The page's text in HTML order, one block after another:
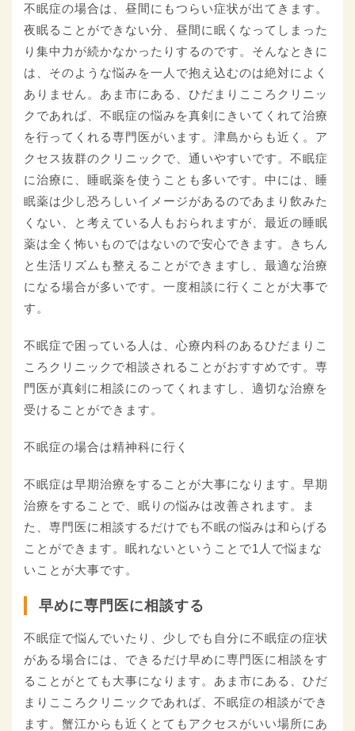
不眠症の場合は、昼間にもつらい症状が出てきます。
夜眠ることができない分、昼間に眠くなってしまった
り集中力が続かなかったりするのです。そんなときに
は、そのような悩みを一人で抱え込むのは絶対によく
ありません。あま市にある、ひだまりこころクリニッ
クであれば、不眠症の悩みを真剣にきいてくれて治療
を行ってくれる専門医がいます。津島からも近く。ア
クセス抜群のクリニックで、通いやすいです。不眠症
に治療に、睡眠薬を使うことも多いです。中には、睡
眠薬は少し恐ろしいイメージがあるのであまり飲みた
くない、と考えている人もおられますが、最近の睡眠
薬は全く怖いものではないので安心できます。きちん
と生活リズムも整えることができますし、最適な治療
になる場合が多いです。一度相談に行くことが大事で
す。
不眠症で困っている人は、心療内科のあるひだまりこ
ころクリニックで相談されることがおすすめです。専
門医が真剣に相談にのってくれますし、適切な治療を
受けることができます。
不眠症の場合は精神科に行く
不眠症は早期治療をすることが大事になります。早期
治療をすることで、眠りの悩みは改善されます。ま
た、専門医に相談するだけでも不眠の悩みは和らげる
ことができます。眠れないということで1人で悩まな
いことが大事です。
早めに専門医に相談する
不眠症で悩んでいたり、少しでも自分に不眠症の症状
がある場合には、できるだけ早めに専門医に相談をす
ることがとても大事になります。あま市にある、ひだ
まりこころクリニックであれば、不眠症の相談ができ
ます。蟹江からも近くとてもアクセスがいい場所にあ